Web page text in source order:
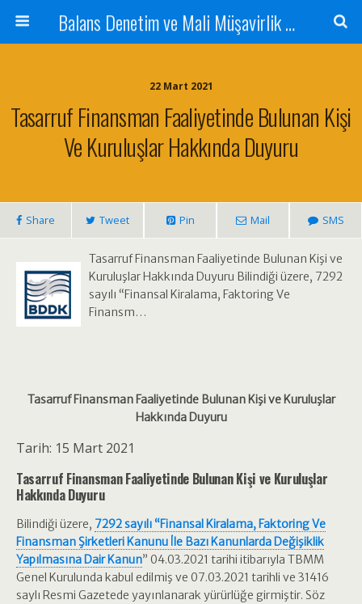
Balans Denetim ve Mali Müşavirlik Hizmetleri
22 Mart 2021
Tasarruf Finansman Faaliyetinde Bulunan Kişi
Ve Kuruluşlar Hakkında Duyuru
Share Tweet Pin Mail SMS
Tasarruf Finansman Faaliyetinde Bulunan Kişi ve
Kuruluşlar Hakkında Duyuru Bilindiği üzere, 7292
sayılı “Finansal Kiralama, Faktoring Ve
Finansm…
Tasarruf Finansman Faaliyetinde Bulunan Kişi ve Kuruluşlar
Hakkında Duyuru
Tarih: 15 Mart 2021
Tasarruf Finansman Faaliyetinde Bulunan Kişi ve Kuruluşlar
Hakkında Duyuru
Bilindiği üzere, 7292 sayılı “Finansal Kiralama, Faktoring Ve
Finansman Şirketleri Kanunu İle Bazı Kanunlarda Değişiklik
Yapılmasına Dair Kanun” 04.03.2021 tarihi itibarıyla TBMM
Genel Kurulunda kabul edilmiş ve 07.03.2021 tarihli ve 31416
saylı Resmi Gazetede yayınlanarak yürürlüğe girmiştir. Söz